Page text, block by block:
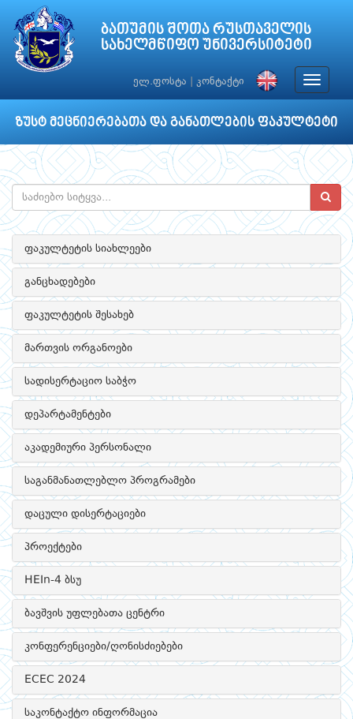
ბათუმის შოთა რუსთაველის
სახელმწიფო უნივერსიტეტი
ელ.ფოსტა კონტაქტი
Toggle
ზუსტ მეცნიერებათა და განათლების ფაკულტეტი
ფაკულტეტის სიახლეები
განცხადებები
ფაკულტეტის შესახებ
მართვის ორგანოები
სადისერტაციო საბჭო
დეპარტამენტები
აკადემიური პერსონალი
საგანმანათლებლო პროგრამები
დაცული დისერტაციები
პროექტები
HEIn-4 ბსუ
ბავშვის უფლებათა ცენტრი
კონფერენციები/ღონისძიებები
ECEC 2024
საკონტაქტო ინფორმაცია